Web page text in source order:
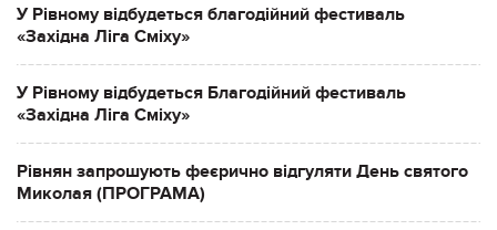
У Рівному відбудеться благодійний фестиваль
«Західна Ліга Сміху»
У Рівному відбудеться Благодійний фестиваль
«Західна Ліга Сміху»
Рівнян запрошують феєрично відгуляти День святого
Миколая (ПРОГРАМА)